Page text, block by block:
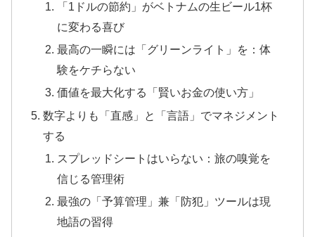
「1ドルの節約」がベトナムの生ビール1杯
に変わる喜び
最高の一瞬には「グリーンライト」を：体
験をケチらない
価値を最大化する「賢いお金の使い方」
数字よりも「直感」と「言語」でマネジメント
する
スプレッドシートはいらない：旅の嗅覚を
信じる管理術
最強の「予算管理」兼「防犯」ツールは現
地語の習得